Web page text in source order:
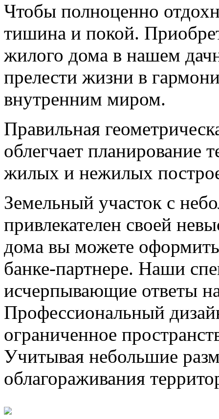
Чтобы полноценно
тишина и покой.
жилого дома в нашем
прелести жизни в
внутренним миром.
Правильная
облегчает планирование
жилых и нежилых
Земельный участок с
привлекателен своей
дома вы можете
банке-партнере. Наши
исчерпывающие ответы
Профессиональный
ограниченное
Учитывая небольшие
облагораживания